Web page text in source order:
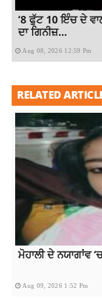
‘8 ਫੁੱਟ 10 ਇੰਚ ਦੇ
ਦਾ ਗਿਨੀਜ਼...
Aug 08, 2026 12:59 Pm
RELATED
ਮੋਹਾਲੀ ਦੇ ਨਯਾਗਾਂਵ
Aug 09, 2026 1:52 Pm